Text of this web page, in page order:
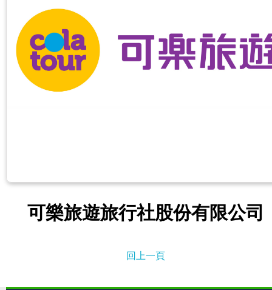
可樂旅遊旅行社股份有限公司
回上一頁